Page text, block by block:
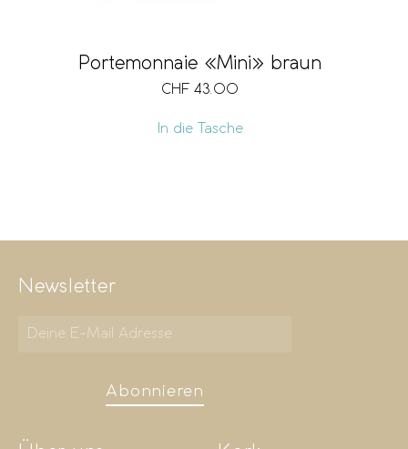
Portemonnaie «Mini» braun
CHF 43.00
In die Tasche
Newsletter
Abonnieren